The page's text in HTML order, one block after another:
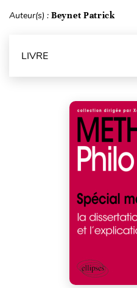
Auteur(s) : Beynet Patrick
LIVRE